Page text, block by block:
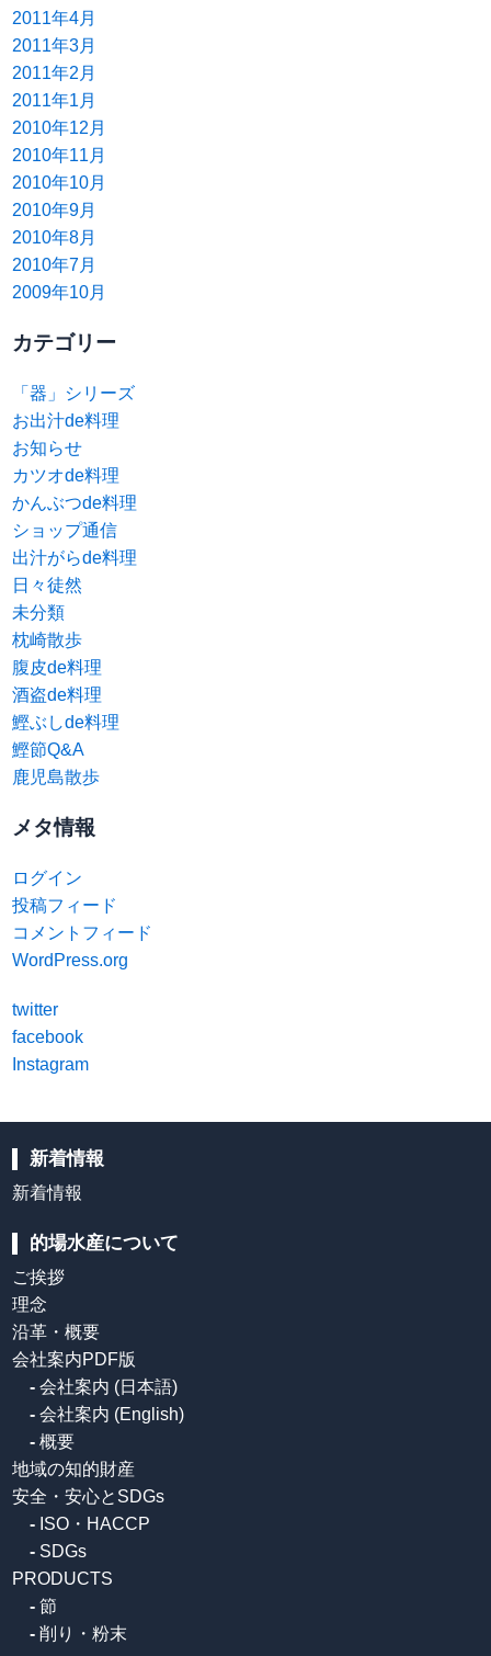
2011年4月
2011年3月
2011年2月
2011年1月
2010年12月
2010年11月
2010年10月
2010年9月
2010年8月
2010年7月
2009年10月
カテゴリー
「器」シリーズ
お出汁de料理
お知らせ
カツオde料理
かんぶつde料理
ショップ通信
出汁がらde料理
日々徒然
未分類
枕崎散歩
腹皮de料理
酒盗de料理
鰹ぶしde料理
鰹節Q&A
鹿児島散歩
メタ情報
ログイン
投稿フィード
コメントフィード
WordPress.org
twitter
facebook
Instagram
新着情報
新着情報
的場水産について
ご挨拶
理念
沿革・概要
会社案内PDF版
- 会社案内 (日本語)
- 会社案内 (English)
- 概要
地域の知的財産
安全・安心とSDGs
- ISO・HACCP
- SDGs
PRODUCTS
- 節
- 削り・粉末